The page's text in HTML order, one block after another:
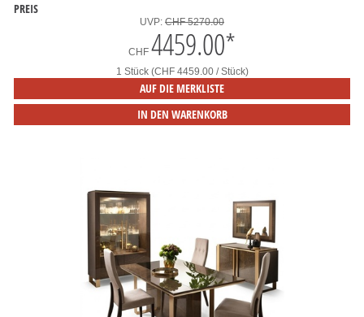
PREIS
UVP: CHF 5270.00
CHF 4459.00*
1 Stück (CHF 4459.00 / Stück)
AUF DIE MERKLISTE
IN DEN WARENKORB